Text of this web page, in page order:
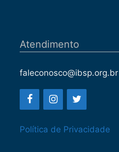
Atendimento
faleconosco@ibsp.org.br
Política de Privacidade